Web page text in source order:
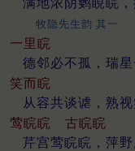
满地浓阴鹦睍睆，
牧隐先生韵 其一
一里睆
德邻必不孤，瑞星
笑而睆
从容共谈谑，熟视
莺睆睆
古睆睆
芹宫莺睆睆，萍野